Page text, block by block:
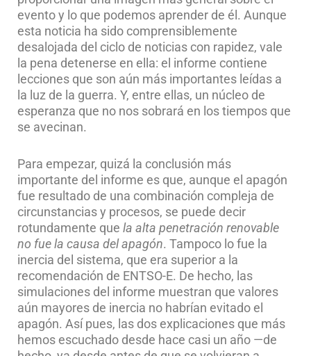
evento y lo que podemos aprender de él. Aunque
esta noticia ha sido comprensiblemente
desalojada del ciclo de noticias con rapidez, vale
la pena detenerse en ella: el informe contiene
lecciones que son aún más importantes leídas a
la luz de la guerra. Y, entre ellas, un núcleo de
esperanza que no nos sobrará en los tiempos que
se avecinan.
Para empezar, quizá la conclusión más
importante del informe es que, aunque el apagón
fue resultado de una combinación compleja de
circunstancias y procesos, se puede decir
rotundamente que la alta penetración renovable
no fue la causa del apagón. Tampoco lo fue la
inercia del sistema, que era superior a la
recomendación de ENTSO-E. De hecho, las
simulaciones del informe muestran que valores
aún mayores de inercia no habrían evitado el
apagón. Así pues, las dos explicaciones que más
hemos escuchado desde hace casi un año —de